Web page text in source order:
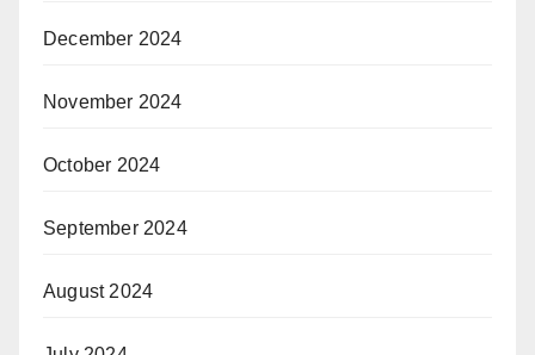
December 2024
November 2024
October 2024
September 2024
August 2024